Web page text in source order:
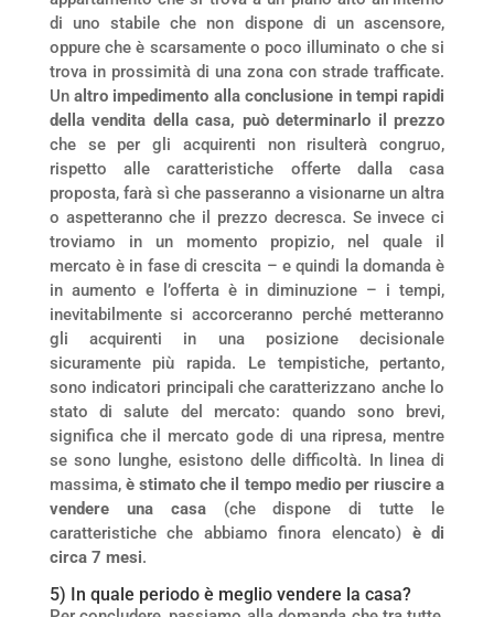
di uno stabile che non dispone di un ascensore,
oppure che è scarsamente o poco illuminato o che si
trova in prossimità di una zona con strade trafficate.
Unaltro impedimento alla conclusione in tempi rapidi
della vendita della casa, può determinarlo il prezzo
che se per gli acquirenti non risulterà congruo,
rispetto alle caratteristiche offerte dalla casa
proposta, farà sì che passeranno a visionarne un altra
o aspetteranno che il prezzo decresca. Se invece ci
troviamo in un momento propizio, nel quale il
mercato è in fase di crescita – e quindi la domanda è
in aumento e l’offerta è in diminuzione – i tempi,
inevitabilmente si accorceranno perché metteranno
gli acquirenti in una posizione decisionale
sicuramente più rapida. Le tempistiche, pertanto,
sono indicatori principali che caratterizzano anche lo
stato di salute del mercato: quando sono brevi,
significa che il mercato gode di una ripresa, mentre
se sono lunghe, esistono delle difficoltà. In linea di
massima, è stimato che il tempo medio per riuscire a
vendere una casa(che dispone di tutte le
caratteristiche che abbiamo finora elencato) è di
circa 7 mesi.
5) In quale periodo è meglio vendere la casa?